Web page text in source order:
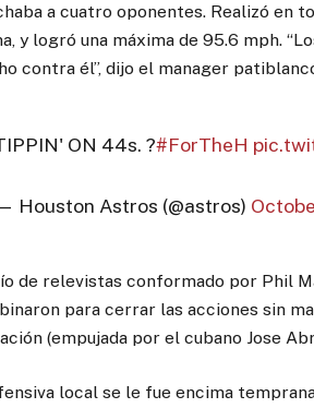
a cuatro oponentes. Realizó en
y logró una máxima de 95.6 mph.
contra él”, dijo el manager
ON 44s. ?#ForTheH
Houston Astros (@astros)
de relevistas conformado por Phil
para cerrar las acciones sin
(empujada por el cubano Jose
local se le fue encima